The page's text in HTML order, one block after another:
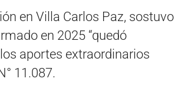
en Villa Carlos Paz, sostuvo
en 2025 “quedó
aportes extraordinarios
11.087.